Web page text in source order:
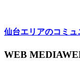
仙台エリアのコミュ
WEB MEDIA